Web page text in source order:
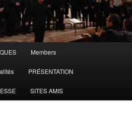
Members
PRÉSENTATION
SITES AMIS